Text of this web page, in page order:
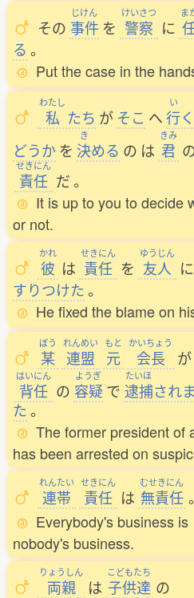
その
じけん
事件 を
けいさつ
警察 に
ま
る 。
Put the case in the
わたし
私 たち が そこ へ
い
行く
どうか を
き
決める の は
きみ
君
せきにん
責任 だ。
It is up to you to decide
or not.
かれ
彼 は
せきにん
責任 を
ゆうじん
友人 に
すりつけた。
He fixed the blame on
ぼう
某
れんめい
連盟
もと
元
かいちょう
会長 が
はいにん
背任 の
ようぎ
容疑 で
たいほ
逮捕され
た。
The former president of
has been arrested on
れんたい
連帯
せきにん
責任 は
むせきにん
無責任 。
Everybody's business is
nobody's business.
りょうしん
両親 は
こどもたち
子供達 の